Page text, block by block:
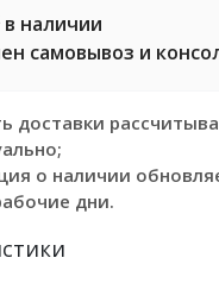
в наличии
самовывоз и
доставки
о наличии
дни.